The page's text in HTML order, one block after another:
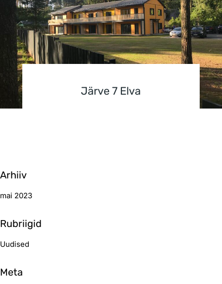
Järve 7 Elva
Arhiiv
mai 2023
Rubriigid
Uudised
Meta